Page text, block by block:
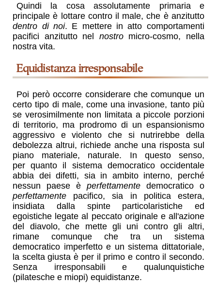
Quindi la cosa assolutamente primaria e
principale è lottare contro il male, che è anzitutto
dentro di noi. E mettere in atto comportamenti
pacifici anzitutto nel nostromicro-cosmo, nella
nostra vita.
equidistanza irresponsabile
Poi però occorre considerare che comunque un
certo tipo di male, come una invasione, tanto più
se verosimilmente non limitata a piccole porzioni
di territorio, ma prodromo di un espansionismo
aggressivo e violento che si nutrirebbe della
debolezza altrui, richiede anche una risposta sul
piano materiale, naturale. In questo senso,
per quanto il sistema democratico occidentale
abbia dei difetti, sia in ambito interno, perché
nessun paese è perfettamentedemocratico o
perfettamente pacifico, sia in politica estera,
insidiata dalla spinte particolaristiche ed
egoistiche legate al peccato originale e all'azione
del diavolo, che mette gli uni contro gli altri,
rimane comunque che tra un sistema
democratico imperfetto e un sistema dittatoriale,
la scelta giusta è per il primo e contro il secondo.
Senza irresponsabili e qualunquistiche
(pilatesche e miopi) equidistanze.